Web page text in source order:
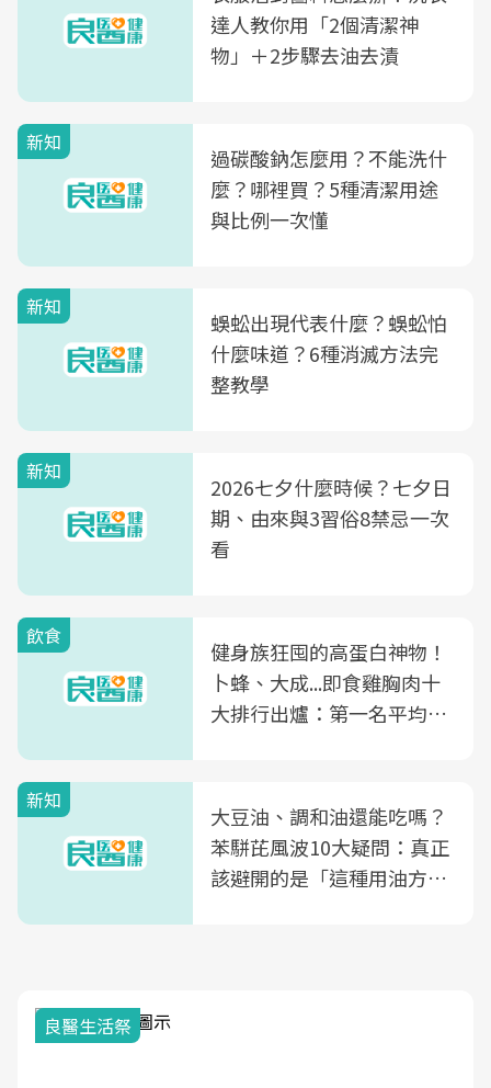
達人教你用「2個清潔神
物」＋2步驟去油去漬
新知
過碳酸鈉怎麼用？不能洗什
麼？哪裡買？5種清潔用途
與比例一次懂
新知
蜈蚣出現代表什麼？蜈蚣怕
什麼味道？6種消滅方法完
整教學
新知
2026七夕什麼時候？七夕日
期、由來與3習俗8禁忌一次
看
飲食
健身族狂囤的高蛋白神物！
卜蜂、大成...即食雞胸肉十
大排行出爐：第一名平均一
新知
大豆油、調和油還能吃嗎？
苯駢芘風波10大疑問：真正
該避開的是「這種用油方
良醫生活祭